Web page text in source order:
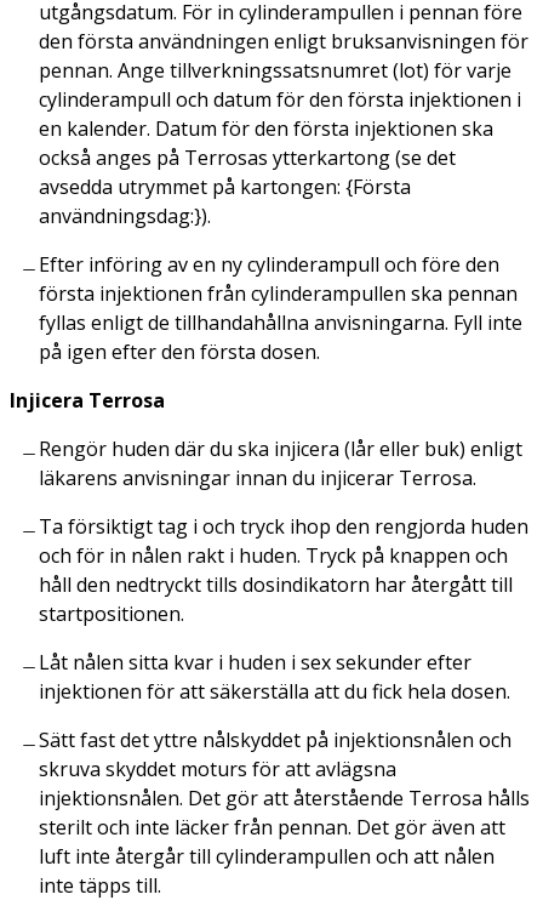
utgångsdatum. För in cylinderampullen i pennan före
den första användningen enligt bruksanvisningen för
pennan. Ange tillverkningssatsnumret (lot) för varje
cylinderampull och datum för den första injektionen i
en kalender. Datum för den första injektionen ska
också anges på Terrosas ytterkartong (se det
avsedda utrymmet på kartongen: {Första
användningsdag:}).
Efter införing av en ny cylinderampull och före den
första injektionen från cylinderampullen ska pennan
fyllas enligt de tillhandahållna anvisningarna. Fyll inte
på igen efter den första dosen.
Injicera Terrosa
Rengör huden där du ska injicera (lår eller buk) enligt
läkarens anvisningar innan du injicerar Terrosa.
Ta försiktigt tag i och tryck ihop den rengjorda huden
och för in nålen rakt i huden. Tryck på knappen och
håll den nedtryckt tills dosindikatorn har återgått till
startpositionen.
Låt nålen sitta kvar i huden i sex sekunder efter
injektionen för att säkerställa att du fick hela dosen.
Sätt fast det yttre nålskyddet på injektionsnålen och
skruva skyddet moturs för att avlägsna
injektionsnålen. Det gör att återstående Terrosa hålls
sterilt och inte läcker från pennan. Det gör även att
luft inte återgår till cylinderampullen och att nålen
inte täpps till.